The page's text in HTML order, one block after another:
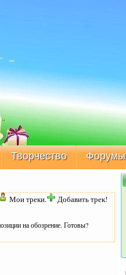
Творчество Форумы
Мои треки. Добавить трек!
на обозрение. Готовы?